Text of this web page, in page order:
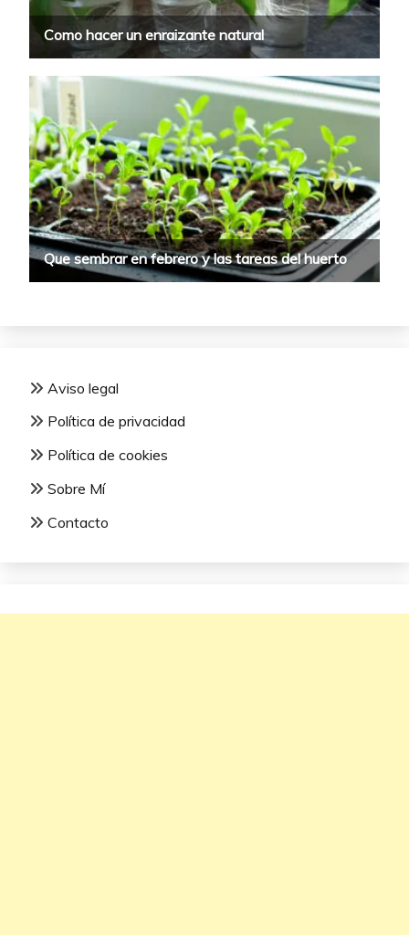
Aviso legal
Política de privacidad
Política de cookies
Sobre Mí
Contacto